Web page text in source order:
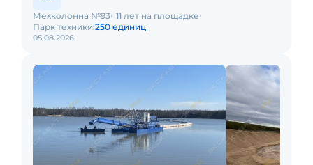
05.08.2026
Мехколонна №93 11 лет на площадке
Парк техники:250 единиц